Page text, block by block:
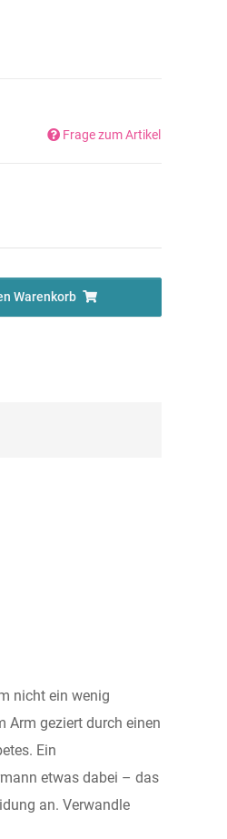
Frage zum Artikel
Warenkorb
nicht ein wenig
Arm geziert durch einen
Ein
etwas dabei – das
an. Verwandle